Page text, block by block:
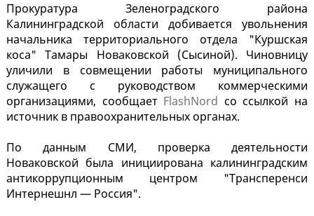
Прокуратура Зеленоградского района
Калининградской области добивается увольнения
начальника территориального отдела "Куршская
коса" Тамары Новаковской (Сысиной). Чиновницу
уличили в совмещении работы муниципального
служащего с руководством коммерческими
организациями, сообщает FlashNord со ссылкой на
источник в правоохранительных органах.
По данным СМИ, проверка деятельности
Новаковской была инициирована калининградским
антикоррупционным центром "Трансперенси
Интернешнл — Россия".